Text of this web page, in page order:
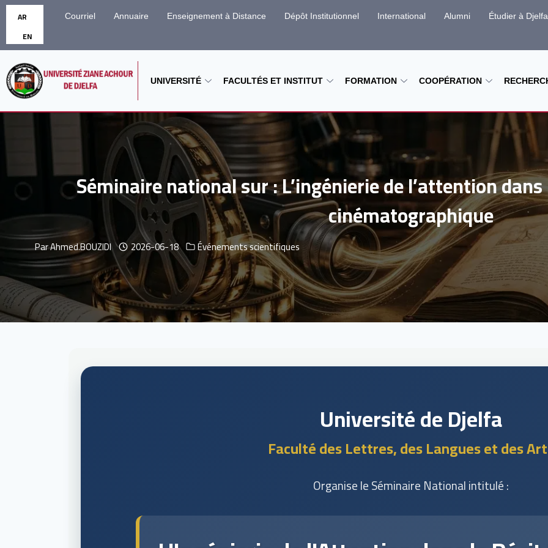
AR
EN
Courriel Annuaire Enseignement à Distance Dépôt Institutionnel International Alumni Étudier à Djelfa
UNIVERSITÉ FACULTÉS ET INSTITUT FORMATION COOPÉRATION
Séminaire national sur : L’ingénierie de l’attention
cinématographique
ParAhmed.BOUZIDI 2026-06-18 Événements scientifiques
Université de Djelfa
Faculté des Lettres, des Langues et des
Organise le Séminaire National intitulé :